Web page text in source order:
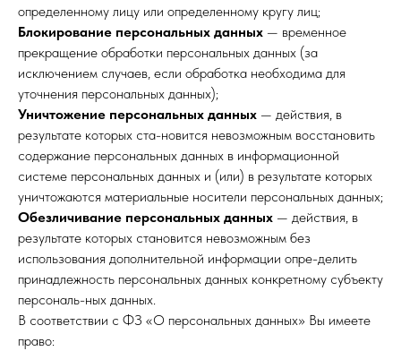
определенному лицу или определенному кругу лиц;
Блокирование персональных данных — временное
прекращение обработки персональных данных (за
исключением случаев, если обработка необходима для
уточнения персональных данных);
Уничтожение персональных данных — действия, в
результате которых ста-новится невозможным восстановить
содержание персональных данных в информационной
системе персональных данных и (или) в результате которых
уничтожаются материальные носители персональных данных;
Обезличивание персональных данных — действия, в
результате которых становится невозможным без
использования дополнительной информации опре-делить
принадлежность персональных данных конкретному субъекту
персональ-ных данных.
В соответствии с ФЗ «О персональных данных» Вы имеете
право: